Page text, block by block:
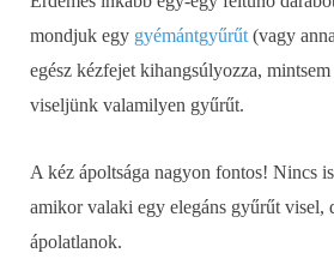
mondjuk egy gyémántgyűrűt (vagy
egész kézfejet kihangsúlyozza,
viseljünk valamilyen gyűrűt.
A kéz ápoltsága nagyon fontos! Nincs
amikor valaki egy elegáns gyűrűt visel,
ápolatlanok.